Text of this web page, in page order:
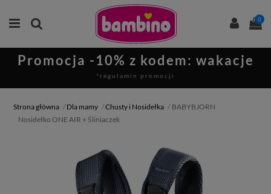
0
Promocja -10% z kodem: wakacje
*regulamin promocji
Strona główna Dla mamy Chusty i Nosidełka
BABYBJORN
Nosidełko ONE AIR + Śliniaczek